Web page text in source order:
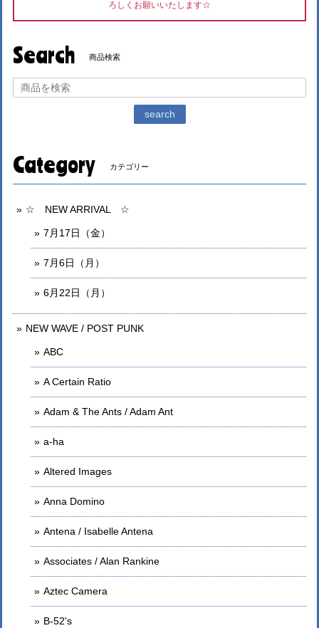
ろしくお願いいたします☆
Search 商品検索
search
Category カテゴリー
☆ NEW ARRIVAL ☆
7月17日（金）
7月6日（月）
6月22日（月）
NEW WAVE / POST PUNK
ABC
A Certain Ratio
Adam & The Ants / Adam Ant
a-ha
Altered Images
Anna Domino
Antena / Isabelle Antena
Associates / Alan Rankine
Aztec Camera
B-52's